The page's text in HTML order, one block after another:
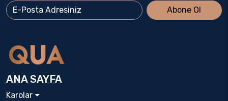
Abone Ol
ANA SAYFA
Karolar